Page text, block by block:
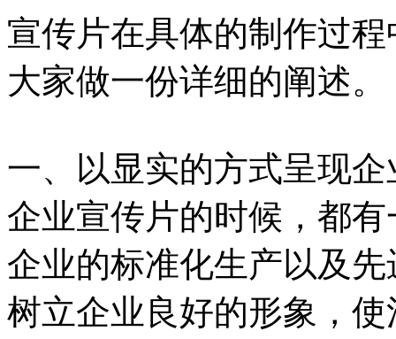
宣传片在具体的制作过
大家做一份详细的阐述。
一、以显实的方式呈现
企业宣传片的时候，都
企业的标准化生产以及
树立企业良好的形象，